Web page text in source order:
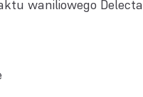
waniliowego Delecta